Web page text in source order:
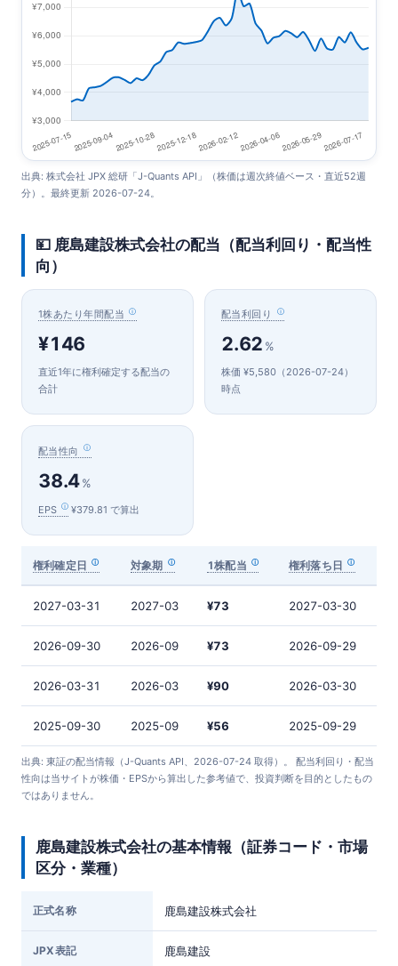
出典: 株式会社 JPX 総研「J-Quants API」（株価は週次終値ベース・直近52週
分）。最終更新 2026-07-24。
💴 鹿島建設株式会社の配当（配当利回り・配当性
向）
1株あたり年間配当
¥146
直近1年に権利確定する配当の
合計
配当利回り
2.62 %
株価 ¥5,580（2026-07-24）
時点
配当性向
38.4%
EPS ¥379.81 で算出
権利確定日 対象期 1株配当 権利落ち日
2027-03-31 2027-03 ¥73 2027-03-30
2026-09-30 2026-09 ¥73 2026-09-29
2026-03-31 2026-03 ¥90 2026-03-30
2025-09-30 2025-09 ¥56 2025-09-29
出典: 東証の配当情報（J-Quants API、2026-07-24 取得）。 配当利回り・配当
性向は当サイトが株価・EPSから算出した参考値で、投資判断を目的としたもの
ではありません。
鹿島建設株式会社の基本情報（証券コード・市場
区分・業種）
正式名称 鹿島建設株式会社
JPX表記 鹿島建設